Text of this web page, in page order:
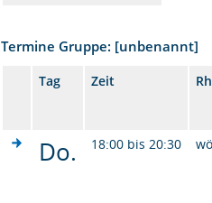
Termine Gruppe: [unbenannt]
Tag Zeit
Do. 18:00 bis 20:30